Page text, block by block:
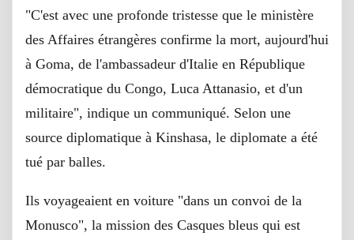
"C'est avec une profonde tristesse que le ministère
des Affaires étrangères confirme la mort, aujourd'hui
à Goma, de l'ambassadeur d'Italie en République
démocratique du Congo, Luca Attanasio, et d'un
militaire", indique un communiqué. Selon une
source diplomatique à Kinshasa, le diplomate a été
tué par balles.
Ils voyageaient en voiture "dans un convoi de la
Monusco", la mission des Casques bleus qui est